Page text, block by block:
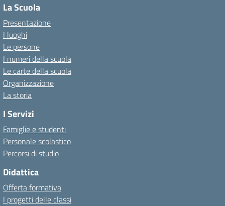
La Scuola
Presentazione
I luoghi
Le persone
I numeri della scuola
Le carte della scuola
Organizzazione
La storia
I Servizi
Famiglie e studenti
Personale scolastico
Percorsi di studio
Didattica
Offerta formativa
I progetti delle classi